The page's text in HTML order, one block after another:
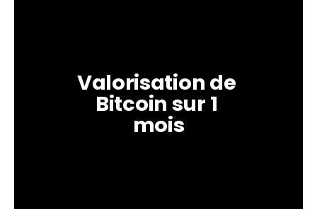
Valorisation de
Bitcoin sur 1
mois